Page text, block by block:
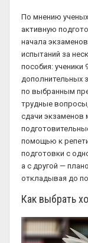
По мнению
активную
начала
испытаний за
пособия: ученики
дополнительных
по выбранным
трудные
сдачи экзаменов
помощью к
подготовки с
а с другой —
откладывая до
Как выбрать